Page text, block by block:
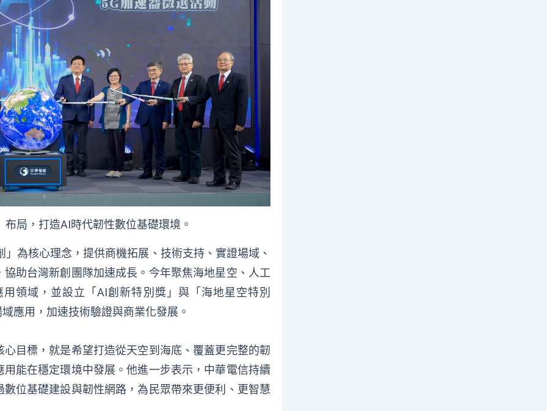
局，打造AI時代韌性數位基礎環境。
為核心理念，提供商機拓展、技術支持、實證場域、
助台灣新創團隊加速成長。今年聚焦海地星空、人工
領域，並設立「AI創新特別獎」與「海地星空特別
應用，加速技術驗證與商業化發展。
目標，就是希望打造從天空到海底、覆蓋更完整的韌
能在穩定環境中發展。他進一步表示，中華電信持續
位基礎建設與韌性網路，為民眾帶來更便利、更智慧